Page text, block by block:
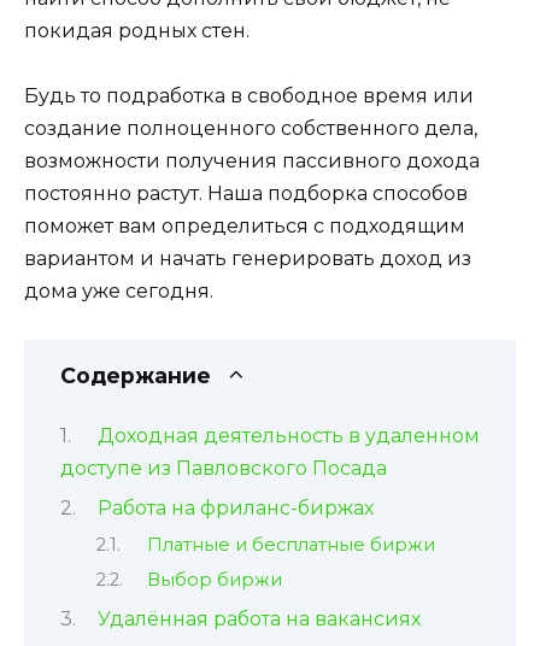
покидая родных стен.
Будь то подработка в свободное время или
создание полноценного собственного дела,
возможности получения пассивного дохода
постоянно растут. Наша подборка способов
поможет вам определиться с подходящим
вариантом и начать генерировать доход из
дома уже сегодня.
Содержание
Доходная деятельность в удаленном
доступе из Павловского Посада
Работа на фриланс-биржах
Платные и бесплатные биржи
Выбор биржи
Удалённая работа на вакансиях